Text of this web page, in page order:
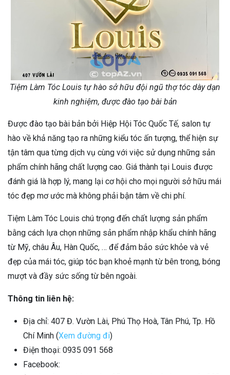
Tiệm Làm Tóc Louis tự hào sở hữu đội ngũ thợ tóc dày dạn
kinh nghiệm, được đào tạo bài bản
Được đào tạo bài bản bởi Hiệp Hội Tóc Quốc Tế, salon tự
hào về khả năng tạo ra những kiểu tóc ấn tượng, thể hiện sự
tận tâm qua từng dịch vụ cùng với việc sử dụng những sản
phẩm chính hãng chất lượng cao. Giá thành tại Louis được
đánh giá là hợp lý, mang lại cơ hội cho mọi người sở hữu mái
tóc đẹp mơ ước mà không phải bận tâm về chi phí.
Tiệm Làm Tóc Louis chú trọng đến chất lượng sản phẩm
bằng cách lựa chọn những sản phẩm nhập khẩu chính hãng
từ Mỹ, châu Âu, Hàn Quốc, … để đảm bảo sức khỏe và vẻ
đẹp của mái tóc, giúp tóc bạn khoẻ mạnh từ bên trong, bóng
mượt và đầy sức sống từ bên ngoài.
Thông tin liên hệ:
Địa chỉ: 407 Đ. Vườn Lài, Phú Thọ Hoà, Tân Phú, Tp. Hồ
Chí Minh (Xem đường đi)
Điện thoại: 0935 091 568
Facebook: